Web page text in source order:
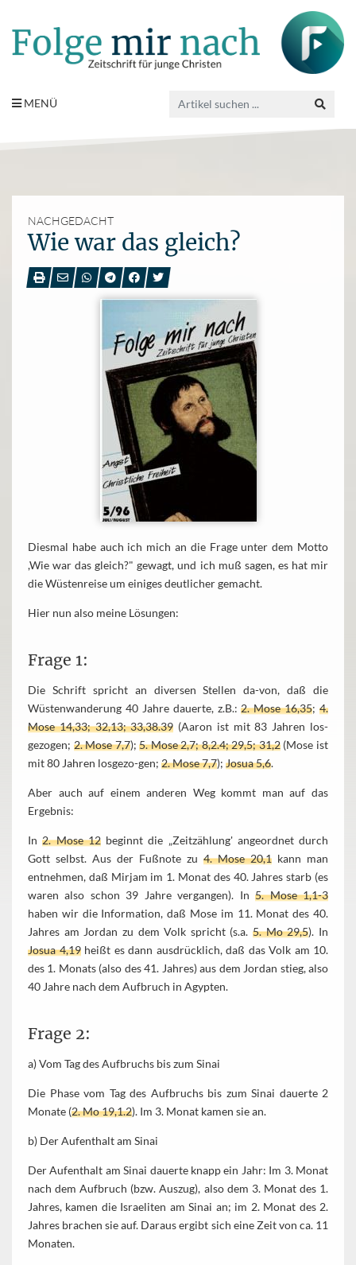
MENÜ
NACHGEDACHT
Wie war das gleich?
Diesmal habe auch ich mich an die Frage unter dem Motto
,Wie war das gleich?" gewagt, und ich muß sagen, es hat mir
die Wüstenreise um einiges deutlicher gemacht.
Hier nun also meine Lösungen:
Frage 1:
Die Schrift spricht an diversen Stellen da-von, daß die
Wüstenwanderung 40 Jahre dauerte, z.B.:2. Mose 16,35; 4.
Mose 14,33; 32,13; 33,38.39 (Aaron ist mit 83 Jahren los-
gezogen; 2. Mose 7,7);5. Mose 2,7; 8,2.4; 29,5; 31,2(Mose ist
mit 80 Jahren losgezo-gen; 2. Mose 7,7); Josua 5,6.
Aber auch auf einem anderen Weg kommt man auf das
Ergebnis:
In2. Mose 12beginnt die „Zeitzählung' angeordnet durch
Gott selbst. Aus der Fußnote zu 4. Mose 20,1 kann man
entnehmen, daß Mirjam im 1. Monat des 40. Jahres starb (es
waren also schon 39 Jahre vergangen). In5. Mose 1,1-3
haben wir die Information, daß Mose im 11. Monat des 40.
Jahres am Jordan zu dem Volk spricht (s.a.5. Mo 29,5). In
Josua 4,19heißt es dann ausdrücklich, daß das Volk am 10.
des 1. Monats (also des 41. Jahres) aus dem Jordan stieg, also
40 Jahre nach dem Aufbruch in Agypten.
Frage 2:
a) Vom Tag des Aufbruchs bis zum Sinai
Die Phase vom Tag des Aufbruchs bis zum Sinai dauerte 2
Monate (2. Mo 19,1.2). Im 3. Monat kamen sie an.
b) Der Aufenthalt am Sinai
Der Aufenthalt am Sinai dauerte knapp ein Jahr: Im 3. Monat
nach dem Aufbruch (bzw. Auszug), also dem 3. Monat des 1.
Jahres, kamen die Israeliten am Sinai an; im 2. Monat des 2.
Jahres brachen sie auf. Daraus ergibt sich eine Zeit von ca. 11
Monaten.